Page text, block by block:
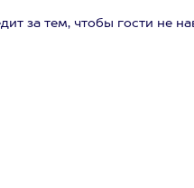
за тем, чтобы гости не